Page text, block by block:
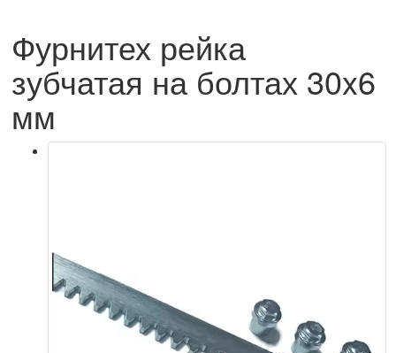
Фурнитех рейка
зубчатая на болтах 30x6
мм